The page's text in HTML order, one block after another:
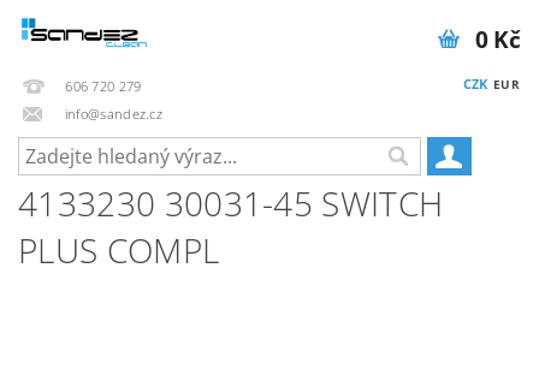
606 720 279
info@sandez.cz
CZK EUR
0 Kč
4133230 30031-45 SWITCH
PLUS COMPL